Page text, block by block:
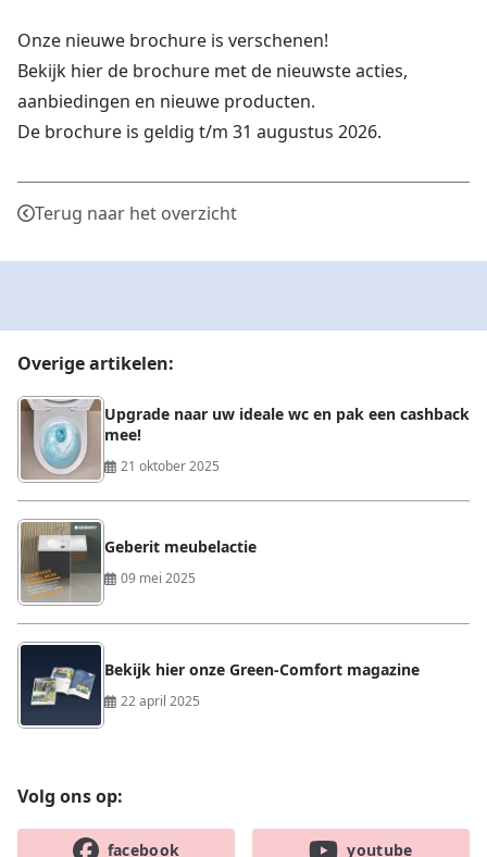
Onze nieuwe brochure is verschenen!
Bekijk hierde brochure met de nieuwste acties,
aanbiedingen en nieuwe producten.
De brochure is geldig t/m 31 augustus 2026.
Terug naar het overzicht
Overige artikelen:
Upgrade naar uw ideale wc en pak een cashback
mee!
21 oktober 2025
Geberit meubelactie
09 mei 2025
Bekijk hier onze Green-Comfort magazine
22 april 2025
Volg ons op:
facebook youtube